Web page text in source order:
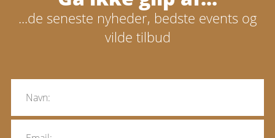
Brug for hjælp?
...de seneste nyheder, bedste events og
vilde tilbud